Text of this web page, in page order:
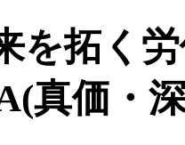
を拓く
真価・